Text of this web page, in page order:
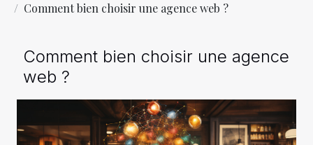
Comment bien choisir une agence web ?
Comment bien choisir une agence
web ?